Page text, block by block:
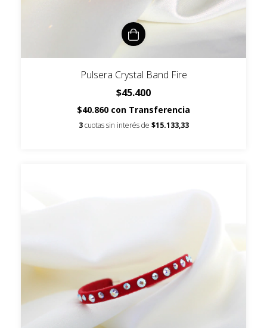
Pulsera Crystal Band Fire
$45.400
$40.860 con Transferencia
3 cuotas sin interés de $15.133,33